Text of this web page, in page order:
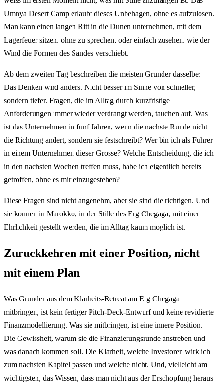
Umnya Desert Camp erlaubt dieses Unbehagen, ohne es aufzulosen.
Man kann einen langen Ritt in die Dunen unternehmen, mit dem
Lagerfeuer sitzen, ohne zu sprechen, oder einfach zusehen, wie der
Wind die Formen des Sandes verschiebt.
Ab dem zweiten Tag beschreiben die meisten Grunder dasselbe:
Das Denken wird anders. Nicht besser im Sinne von schneller,
sondern tiefer. Fragen, die im Alltag durch kurzfristige
Anforderungen immer wieder verdrangt werden, tauchen auf. Was
ist das Unternehmen in funf Jahren, wenn die nachste Runde nicht
die Richtung andert, sondern sie festschreibt? Wer bin ich als Fuhrer
in einem Unternehmen dieser Grosse? Welche Entscheidung, die ich
in den nachsten Wochen treffen muss, habe ich eigentlich bereits
getroffen, ohne es mir einzugestehen?
Diese Fragen sind nicht angenehm, aber sie sind die richtigen. Und
sie konnen in Marokko, in der Stille des Erg Chegaga, mit einer
Ehrlichkeit gestellt werden, die im Alltag kaum moglich ist.
Zuruckkehren mit einer Position, nicht
mit einem Plan
Was Grunder aus dem Klarheits-Retreat am Erg Chegaga
mitbringen, ist kein fertiger Pitch-Deck-Entwurf und keine revidierte
Finanzmodellierung. Was sie mitbringen, ist eine innere Position.
Die Gewissheit, warum sie die Finanzierungsrunde anstreben und
was danach kommen soll. Die Klarheit, welche Investoren wirklich
zum nachsten Kapitel passen und welche nicht. Und, vielleicht am
wichtigsten, das Wissen, dass man nicht aus der Erschopfung heraus